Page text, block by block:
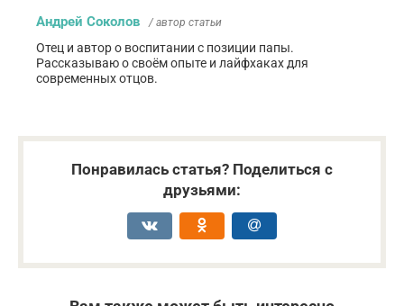
Андрей Соколов / автор статьи
Отец и автор о воспитании с позиции папы.
Рассказываю о своём опыте и лайфхаках для
современных отцов.
Понравилась статья? Поделиться с
друзьями: